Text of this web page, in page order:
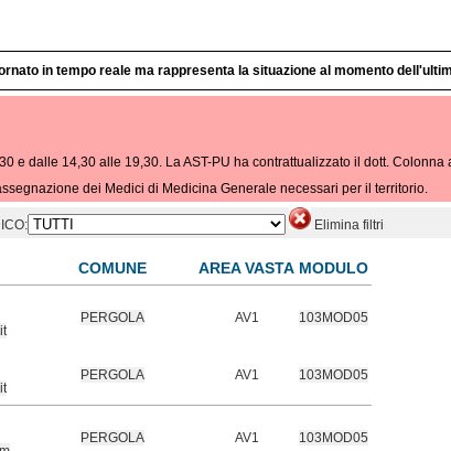
in tempo reale ma rappresenta la situazione al momento
dalle 14,30 alle 19,30. La AST-PU ha contrattualizzato il dott.
dei Medici di Medicina Generale necessari per il territorio.
Elimina filtri
COMUNE AREA VASTA MODULO
PERGOLA AV1 103MOD05
PERGOLA AV1 103MOD05
PERGOLA AV1 103MOD05